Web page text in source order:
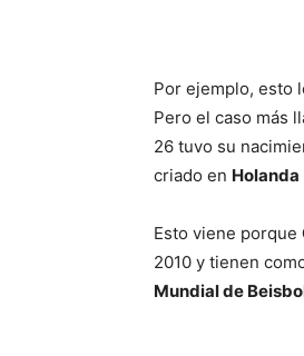
Por ejemplo, esto
Pero el caso más
26 tuvo su
criado en Holanda
Esto viene porque
2010 y tienen
Mundial de